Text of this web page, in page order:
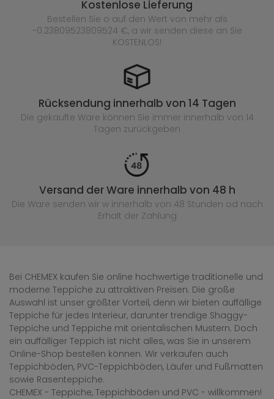
Kostenlose Lieferung
Bestellen Sie o auf den Wert von mehr als
-0.23809523809524 €, a wir senden diese an Sie
KOSTENLOS!
Rücksendung innerhalb von 14 Tagen
Die gekaufte Ware können Sie immer innerhalb von 14
Tagen zurückgeben
Versand der Ware innerhalb von 48 h
Die Ware senden wir w innerhalb von 48 Stunden od nach
Erhalt der Zahlung
Bei CHEMEX kaufen Sie online hochwertige traditionelle und
moderne Teppiche zu attraktiven Preisen. Die große
Auswahl ist unser größter Vorteil, denn wir bieten auffällige
Teppiche für jedes Interieur, darunter trendige Shaggy-
Teppiche und Teppiche mit orientalischen Mustern. Doch
ein auffälliger Teppich ist nicht alles, was Sie in unserem
Online-Shop bestellen können. Wir verkaufen auch
Teppichböden, PVC-Teppichböden, Läufer und Fußmatten
sowie Rasenteppiche.
CHEMEX - Teppiche, Teppichböden und PVC - willkommen!